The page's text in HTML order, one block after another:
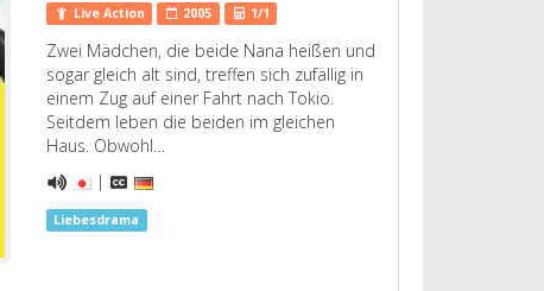
Live Action 2005 1/1
Zwei Mädchen, die beide Nana heißen und
sogar gleich alt sind, treffen sich zufällig in
einem Zug auf einer Fahrt nach Tokio.
Seitdem leben die beiden im gleichen
Haus. Obwohl…
|
Liebesdrama